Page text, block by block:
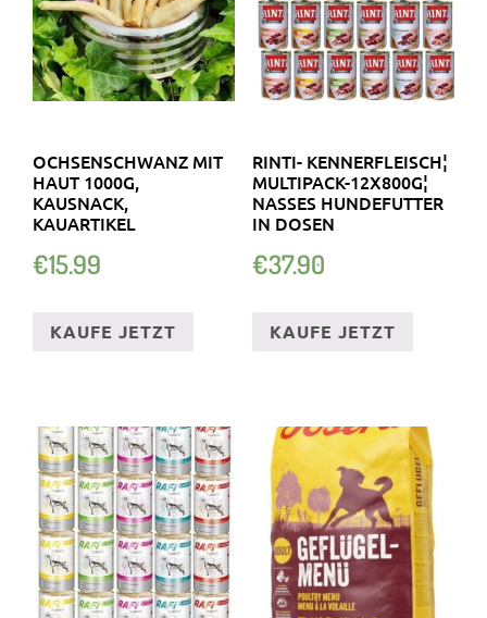
OCHSENSCHWANZ MIT
HAUT 1000G,
KAUSNACK,
KAUARTIKEL
€15.99
KAUFE JETZT
RINTI- KENNERFLEISCH¦
MULTIPACK-12X800G¦
NASSES HUNDEFUTTER
IN DOSEN
€37.90
KAUFE JETZT